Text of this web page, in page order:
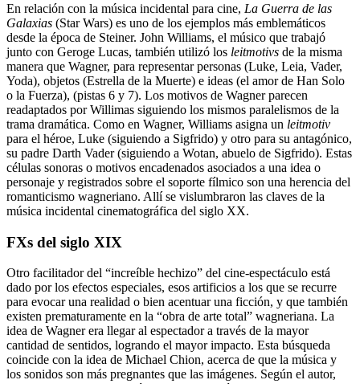
En relación con la música incidental para cine, La Guerra de las
Galaxias (Star Wars) es uno de los ejemplos más emblemáticos
desde la época de Steiner. John Williams, el músico que trabajó
junto con Geroge Lucas, también utilizó los leitmotivs de la misma
manera que Wagner, para representar personas (Luke, Leia, Vader,
Yoda), objetos (Estrella de la Muerte) e ideas (el amor de Han Solo
o la Fuerza), (pistas 6 y 7). Los motivos de Wagner parecen
readaptados por Willimas siguiendo los mismos paralelismos de la
trama dramática. Como en Wagner, Williams asigna un leitmotiv
para el héroe, Luke (siguiendo a Sigfrido) y otro para su antagónico,
su padre Darth Vader (siguiendo a Wotan, abuelo de Sigfrido). Estas
células sonoras o motivos encadenados asociados a una idea o
personaje y registrados sobre el soporte fílmico son una herencia del
romanticismo wagneriano. Allí se vislumbraron las claves de la
música incidental cinematográfica del siglo XX.
FXs del siglo XIX
Otro facilitador del “increíble hechizo” del cine-espectáculo está
dado por los efectos especiales, esos artificios a los que se recurre
para evocar una realidad o bien acentuar una ficción, y que también
existen prematuramente en la “obra de arte total” wagneriana. La
idea de Wagner era llegar al espectador a través de la mayor
cantidad de sentidos, logrando el mayor impacto. Esta búsqueda
coincide con la idea de Michael Chion, acerca de que la música y
los sonidos son más pregnantes que las imágenes. Según el autor,